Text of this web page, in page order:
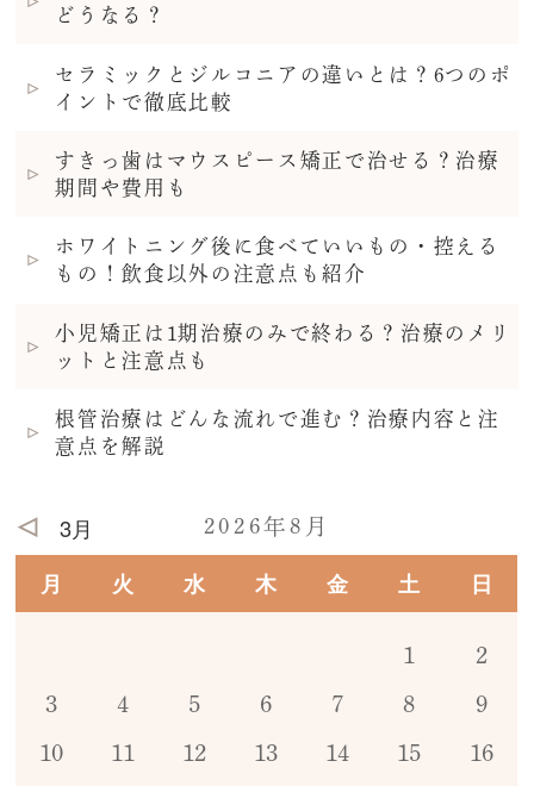
どうなる？
セラミックとジルコニアの違いとは？6つのポ
イントで徹底比較
すきっ歯はマウスピース矯正で治せる？治療
期間や費用も
ホワイトニング後に食べていいもの・控える
もの！飲食以外の注意点も紹介
小児矯正は1期治療のみで終わる？治療のメリ
ットと注意点も
根管治療はどんな流れで進む？治療内容と注
意点を解説
2026年8月
月 火 水 木 金 土 日
3月
1 2
3 4 5 6 7 8 9
10 11 12 13 14 15 16